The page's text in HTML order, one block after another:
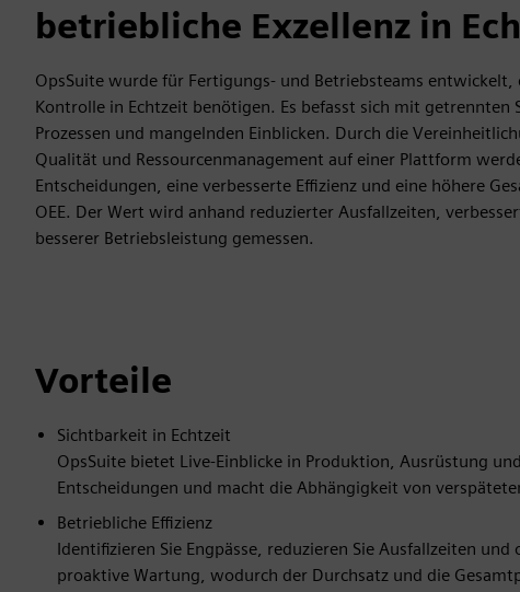
betriebliche Exzellenz in
OpsSuite wurde für Fertigungs- und Betriebsteams entwickelt,
Kontrolle in Echtzeit benötigen. Es befasst sich mit getrennten
Prozessen und mangelnden Einblicken. Durch die
Qualität und Ressourcenmanagement auf einer Plattform
Entscheidungen, eine verbesserte Effizienz und eine höhere
OEE. Der Wert wird anhand reduzierter Ausfallzeiten,
besserer Betriebsleistung gemessen.
Vorteile
Sichtbarkeit in Echtzeit
OpsSuite bietet Live-Einblicke in Produktion, Ausrüstung
Entscheidungen und macht die Abhängigkeit von
Betriebliche Effizienz
Identifizieren Sie Engpässe, reduzieren Sie Ausfallzeiten
proaktive Wartung, wodurch der Durchsatz und die